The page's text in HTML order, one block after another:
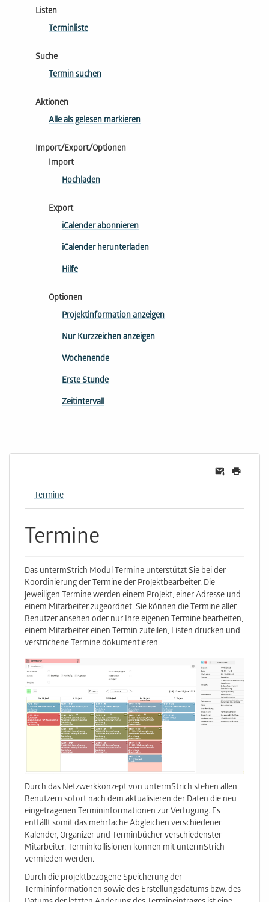
Listen
Terminliste
Suche
Termin suchen
Aktionen
Alle als gelesen markieren
Import/Export/Optionen
Import
Hochladen
Export
iCalender abonnieren
iCalender herunterladen
Hilfe
Optionen
Projektinformation anzeigen
Nur Kurzzeichen anzeigen
Wochenende
Erste Stunde
Zeitintervall
Termine
Termine
Das untermStrich Modul Termine unterstützt Sie bei der
Koordinierung der Termine der Projektbearbeiter. Die
jeweiligen Termine werden einem Projekt, einer Adresse und
einem Mitarbeiter zugeordnet. Sie können die Termine aller
Benutzer ansehen oder nur Ihre eigenen Termine bearbeiten,
einem Mitarbeiter einen Termin zuteilen, Listen drucken und
verstrichene Termine dokumentieren.
Durch das Netzwerkkonzept von untermStrich stehen allen
Benutzern sofort nach dem aktualisieren der Daten die neu
eingetragenen Termininformationen zur Verfügung. Es
entfällt somit das mehrfache Abgleichen verschiedener
Kalender, Organizer und Terminbücher verschiedenster
Mitarbeiter. Terminkollisionen können mit untermStrich
vermieden werden.
Durch die projektbezogene Speicherung der
Termininformationen sowie des Erstellungsdatums bzw. des